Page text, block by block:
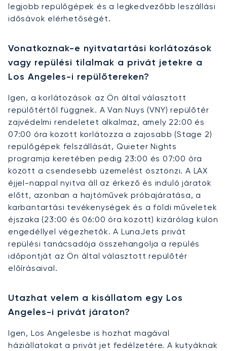
legjobb repülőgépek és a legkedvezőbb leszállási
idősávok elérhetőségét.
Vonatkoznak-e nyitvatartási korlátozások
vagy repülési tilalmak a privát jetekre a
Los Angeles-i repülőtereken?
Igen, a korlátozások az Ön által választott
repülőtértől függnek. A Van Nuys (VNY) repülőtér
zajvédelmi rendeletet alkalmaz, amely 22:00 és
07:00 óra között korlátozza a zajosabb (Stage 2)
repülőgépek felszállását, Quieter Nights
programja keretében pedig 23:00 és 07:00 óra
között a csendesebb üzemelést ösztönzi. A LAX
éjjel-nappal nyitva áll az érkező és induló járatok
előtt, azonban a hajtóművek próbajáratása, a
karbantartási tevékenységek és a földi műveletek
éjszaka (23:00 és 06:00 óra között) kizárólag külön
engedéllyel végezhetők. A LunaJets privát
repülési tanácsadója összehangolja a repülés
időpontját az Ön által választott repülőtér
előírásaival.
Utazhat velem a kisállatom egy Los
Angeles-i privát járaton?
Igen, Los Angelesbe is hozhat magával
háziállatokat a privát jet fedélzetére. A kutyáknak